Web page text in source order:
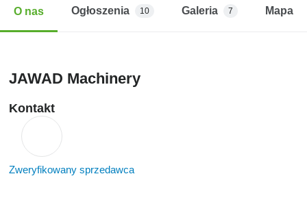
O nas Ogłoszenia 10 Galeria 7 Mapa
JAWAD Machinery
Kontakt
Zweryfikowany sprzedawca